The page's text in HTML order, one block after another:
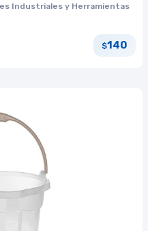
Industriales y Herramientas
$140